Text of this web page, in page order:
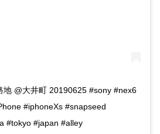
地 @大井町 20190625 #sony #nex6
#iphoneXs #snapseed
#tokyo #japan #alley